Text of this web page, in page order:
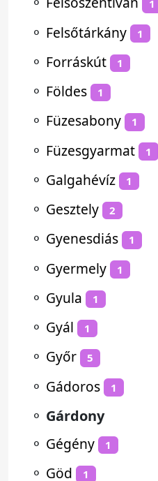
1
⚬ Felsőtárkány 1
⚬ Forráskút 1
⚬ Földes 1
⚬ Füzesabony 1
⚬ Füzesgyarmat 1
⚬ Galgahévíz 1
⚬ Gesztely 2
⚬ Gyenesdiás 1
⚬ Gyermely 1
⚬ Gyula 1
⚬ Gyál 1
⚬ Győr 5
⚬ Gádoros 1
⚬ Gárdony
⚬ Gégény 1
⚬ Göd 1